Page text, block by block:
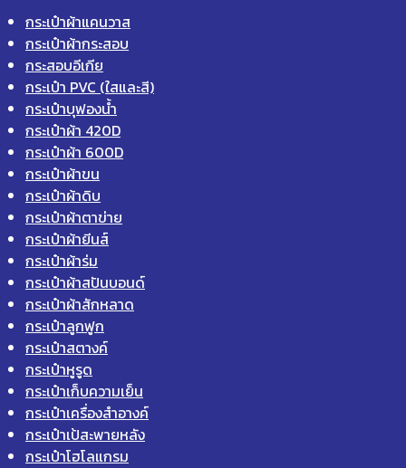
กระเป๋าผ้าแคนวาส
กระเป๋าผ้ากระสอบ
กระสอบอีเกีย
กระเป๋า PVC (ใสและสี)
กระเป๋าบุฟองน้ำ
กระเป๋าผ้า 420D
กระเป๋าผ้า 600D
กระเป๋าผ้าขน
กระเป๋าผ้าดิบ
กระเป๋าผ้าตาข่าย
กระเป๋าผ้ายีนส์
กระเป๋าผ้าร่ม
กระเป๋าผ้าสปันบอนด์
กระเป๋าผ้าสักหลาด
กระเป๋าลูกฟูก
กระเป๋าสตางค์
กระเป๋าหูรูด
กระเป๋าเก็บความเย็น
กระเป๋าเครื่องสำอางค์
กระเป๋าเป้สะพายหลัง
กระเป๋าโฮโลแกรม